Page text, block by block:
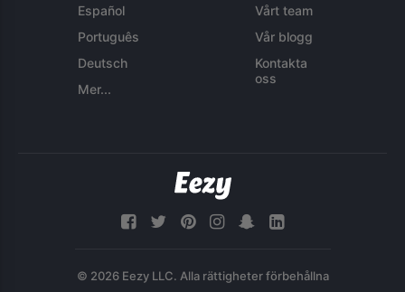
Español
Português
Deutsch
Mer...
Vårt team
Vår blogg
Kontakta
oss
© 2026 Eezy LLC. Alla rättigheter förbehållna